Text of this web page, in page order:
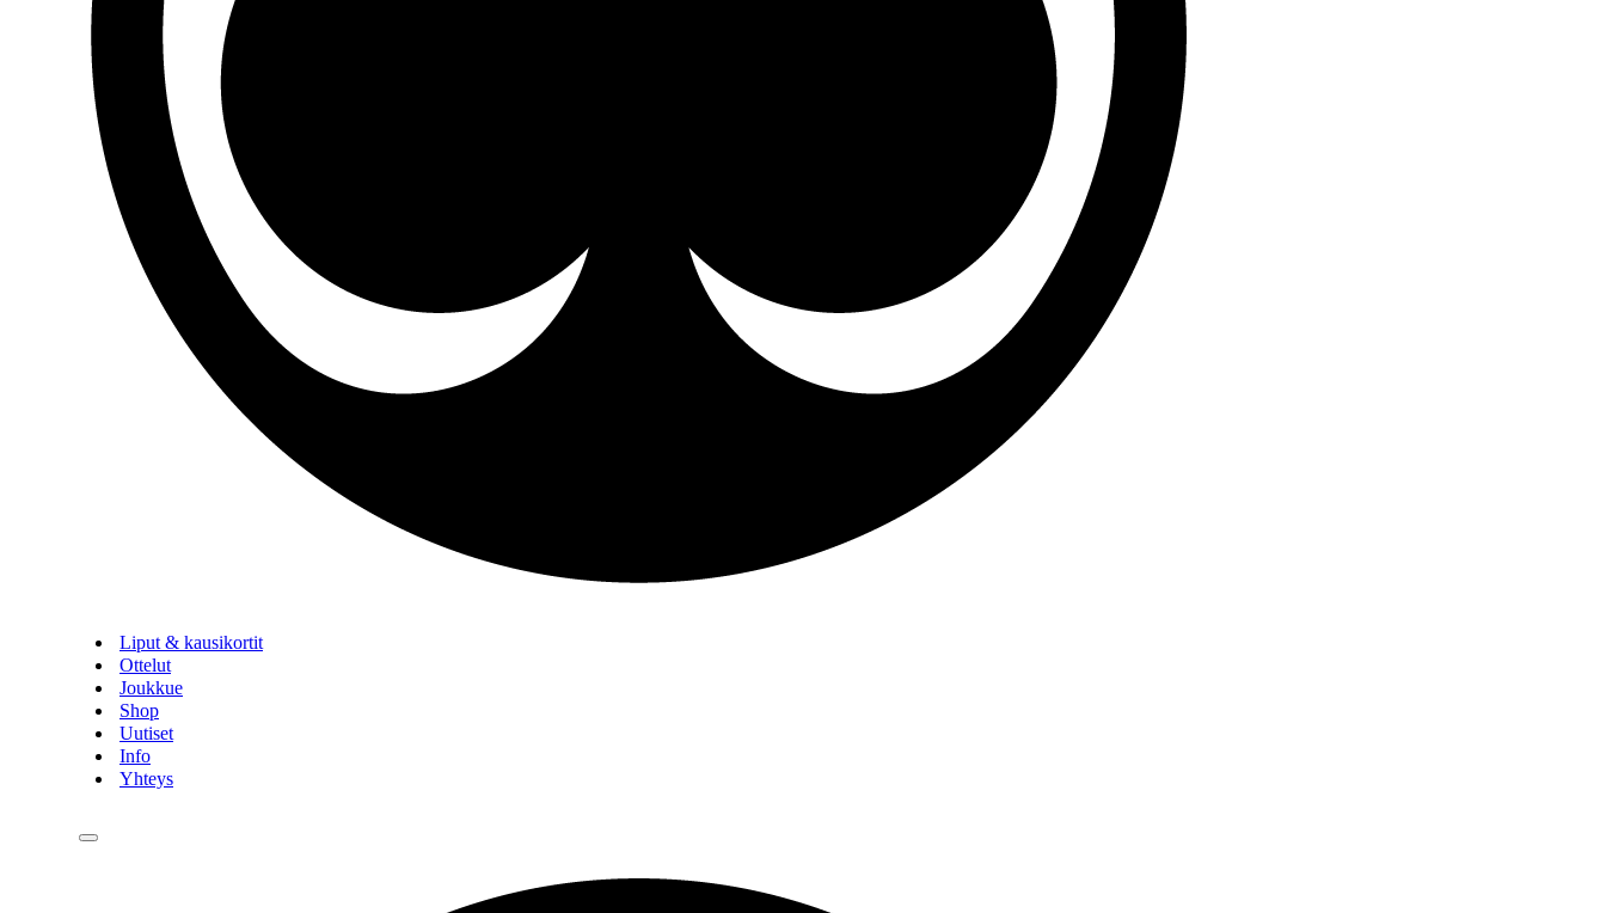
Liput & kausikortit
Ottelut
Joukkue
Shop
Uutiset
Info
Yhteys
Navigation